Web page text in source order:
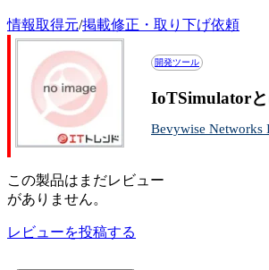
情報取得元/掲載修正・取り下げ依頼
開発ツール
IoTSimulator
Bevywise Networks
この製品はまだレビュー
がありません。
レビューを投稿する